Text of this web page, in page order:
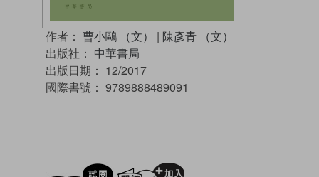
作者： 曹小鷗 （文） | 陳彥青 （文）
出版社： 中華書局
出版日期： 12/2017
國際書號： 9789888489091
試閲